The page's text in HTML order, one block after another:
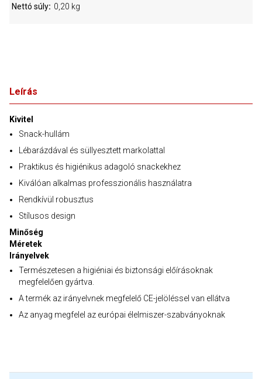
Leírás
Kivitel
Snack-hullám
Lébarázdával és süllyesztett markolattal
Praktikus és higiénikus adagoló snackekhez
Kiválóan alkalmas professzionális használatra
Rendkívül robusztus
Stílusos design
Minőség
Méretek
Irányelvek
Természetesen a higiéniai és biztonsági előírásoknak
megfelelően gyártva.
A termék az irányelvnek megfelelő CE-jelöléssel van ellátva
Az anyag megfelel az európai élelmiszer-szabványoknak
Nettó súly 0,20 kg